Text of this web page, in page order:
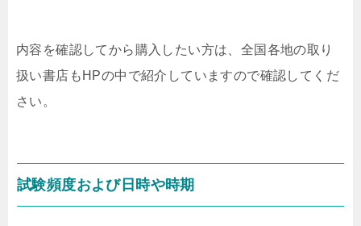
内容を確認してから購入したい方は、全国各地の取り
扱い書店もHPの中で紹介していますので確認してくだ
さい。
試験頻度および日時や時期